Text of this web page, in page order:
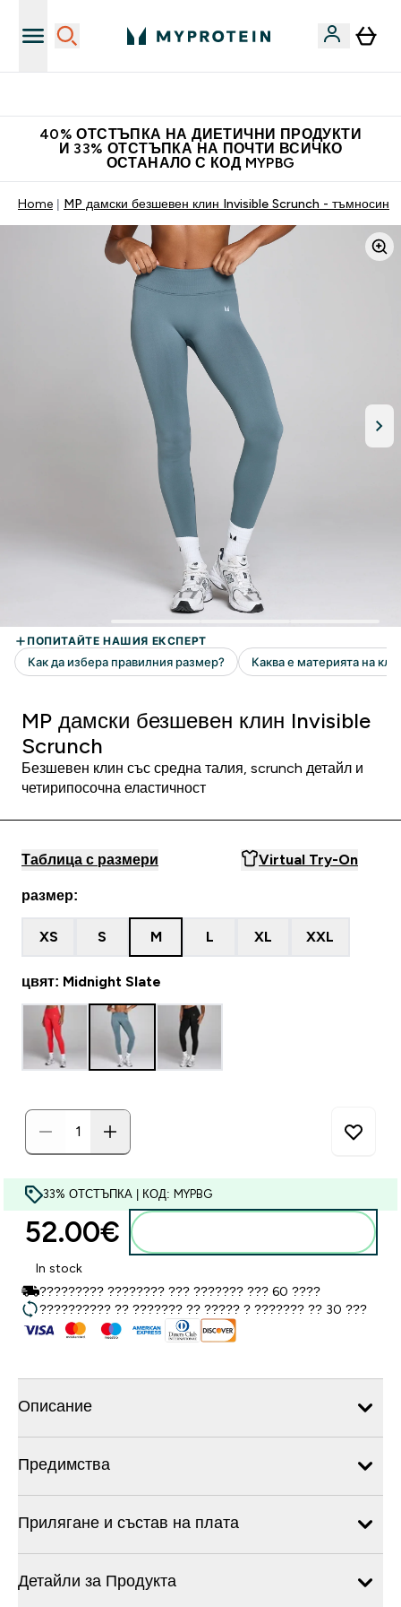
40% ОТСТЪПКА НА ДИЕТИЧНИ ПРОДУКТИ
И 33% ОТСТЪПКА НА ПОЧТИ ВСИЧКО
ОСТАНАЛО С КОД MYPBG
Home MP дамски безшевен клин Invisible Scrunch - тъмносин
MP дамски безшевен клин Invisible
Scrunch
Безшевен клин със средна талия, scrunch детайл и
четирипосочна еластичност
Таблица с размери Virtual Try-On
размер:
XS S M L XL XXL
цвят: Midnight Slate
33% ОТСТЪПКА | КОД: MYPBG
52.00€‎
In stock
????????? ???????? ??? ??????? ??? 60 ????
?????????? ?? ??????? ?? ????? ? ??????? ?? 30 ???
Описание
Предимства
Прилягане и състав на плата
Детайли за Продукта